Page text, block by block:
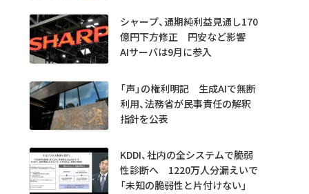
シャープ、通期純利益見通し170
億円下方修正 円安など影響
AIサーバは9月に参入
「声」の権利明記 生成AIで無断
利用、法務省が民事責任の解釈
指針を公表
KDDI、社内の全システムで脆弱
性診断へ 1220万人分漏えいで
「未知の脆弱性と片付けない」